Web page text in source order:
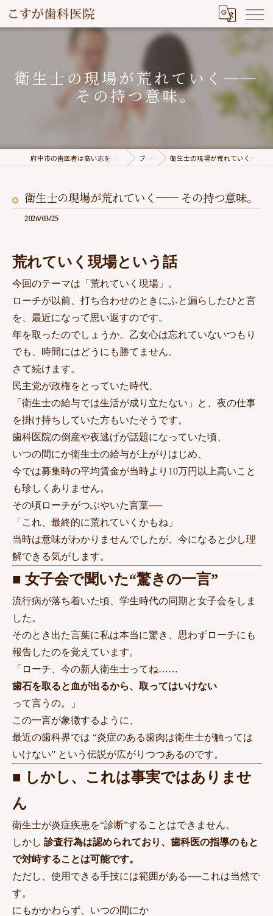
衛生士の現場が荒れていく──
その持つ意味。
府中市の歯医者は高い志を持つこすが歯科医院 ブログ 衛生士の現場が荒れていく── その持つ意味。
衛生士の現場が荒れていく── その持つ意味。
2026/03/25
荒れていく現場という話
今回のテーマは「荒れていく現場」。
ローチが以前、打ち合わせのときにふと漏らしたひと言
を、最近になって思い返すのです。
年を取ったのでしょうか。乙女心は忘れていないつもり
でも、時間にはどうにも勝てません。
さて続けます。
民主党が政権をとっていた時代、
「衛生士の給与では生活が成り立たない」と、夜の仕事
を掛け持ちしていた方もいたそうです。
歯科医院の倒産や夜逃げが話題になっていた頃、
いつの間にか衛生士の給与が上がりはじめ、
今では募集時の平均賃金が当時より10万円以上高いこと
も珍しくありません。
その頃ローチがつぶやいた言葉──
「これ、最終的に荒れていくかもね」
当時は意味がわかりませんでしたが、今になると少し理
解できる気がします。
■ 女子会で聞いた“驚きの一言”
流行病が落ち着いた頃、学生時代の同期と女子会をしま
した。
そのとき出た言葉に私は本当に驚き、思わずローチにも
報告したのを覚えています。
「ローチ、今の新人衛生士ってね……
歯石を取ると血が出るから、取ってはいけない
って言うの。」
この一言が象徴するように、
最近の歯科界では “炎症のある歯肉は衛生士が触っては
いけない” という伝説が広がりつつあるのです。
■ しかし、これは事実ではありませ
ん
衛生士が炎症疾患を“診断”することはできません。
しかし 診査行為は認められており、歯科医の指導のもと
で対峙することは可能です。
ただし、使用できる手技には範囲がある──これは当然で
す。
にもかかわらず、いつの間にか